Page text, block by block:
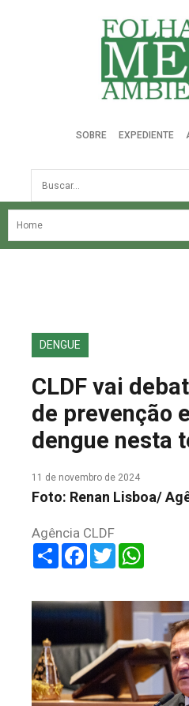
Folha do Meio
SOBRE EXPEDIENTE
Busca
NOSSA HISTÓRIA
EDIÇÕES ANTERIORES
FALE CONOSCO
DENGUE
CLDF vai
de prevenção
dengue nesta
11 de novembro de 2024
Foto: Renan Lisboa/
Agência CLDF
ShareFacebook
Twitter